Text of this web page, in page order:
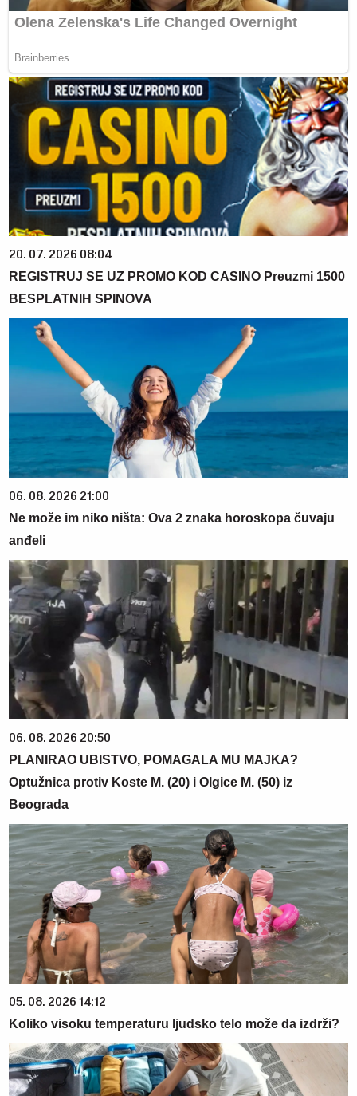
20. 07. 2026 08:04
REGISTRUJ SE UZ PROMO KOD CASINO Preuzmi 1500
BESPLATNIH SPINOVA
06. 08. 2026 21:00
Ne može im niko ništa: Ova 2 znaka horoskopa čuvaju
anđeli
06. 08. 2026 20:50
PLANIRAO UBISTVO, POMAGALA MU MAJKA?
Optužnica protiv Koste M. (20) i Olgice M. (50) iz
Beograda
05. 08. 2026 14:12
Koliko visoku temperaturu ljudsko telo može da izdrži?